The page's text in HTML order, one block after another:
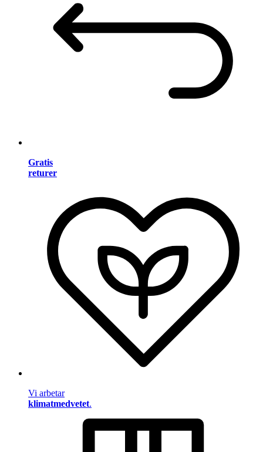
Gratis
returer
Vi arbetar
klimatmedvetet.